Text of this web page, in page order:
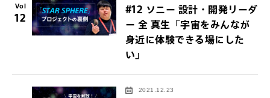
Vol
12
#12 ソニー 設計・開発リーダ
ー 全 真生「宇宙をみんなが
身近に体験できる場にした
い」
2021.12.23